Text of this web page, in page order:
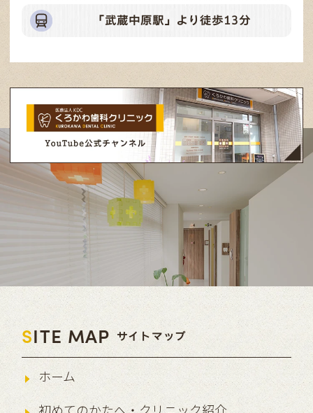
「武蔵中原駅」より徒歩13分
SITE MAP サイトマップ
ホーム